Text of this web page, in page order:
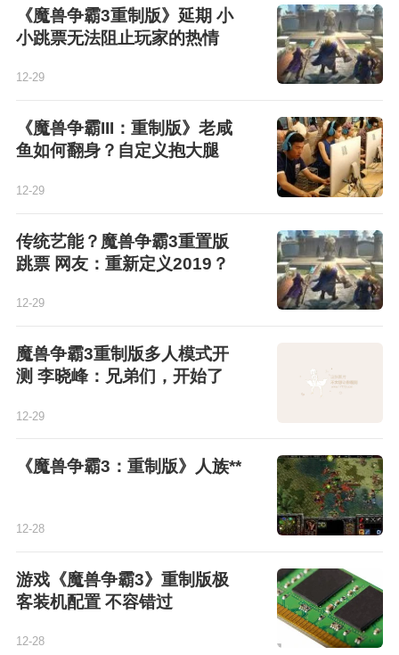
《魔兽争霸3重制版》延期 小
小跳票无法阻止玩家的热情
12-29
《魔兽争霸III：重制版》老咸
鱼如何翻身？自定义抱大腿
12-29
传统艺能？魔兽争霸3重置版
跳票 网友：重新定义2019？
12-29
魔兽争霸3重制版多人模式开
测 李晓峰：兄弟们，开始了
12-29
《魔兽争霸3：重制版》人族**
12-28
游戏《魔兽争霸3》重制版极
客装机配置 不容错过
12-28